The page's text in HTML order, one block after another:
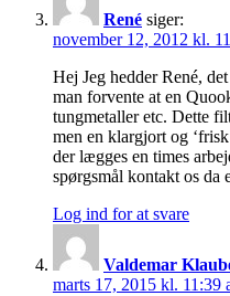
René siger:
november 12, 2012 kl.
Hej Jeg hedder René,
man forvente at en
tungmetaller etc. Dette
men en klargjort og
der lægges en times
spørgsmål kontakt os
Log ind for at svare
Valdemar
marts 17, 2015 kl. 11:39